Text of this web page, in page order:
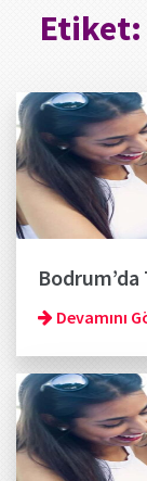
Etiket:
Devamını